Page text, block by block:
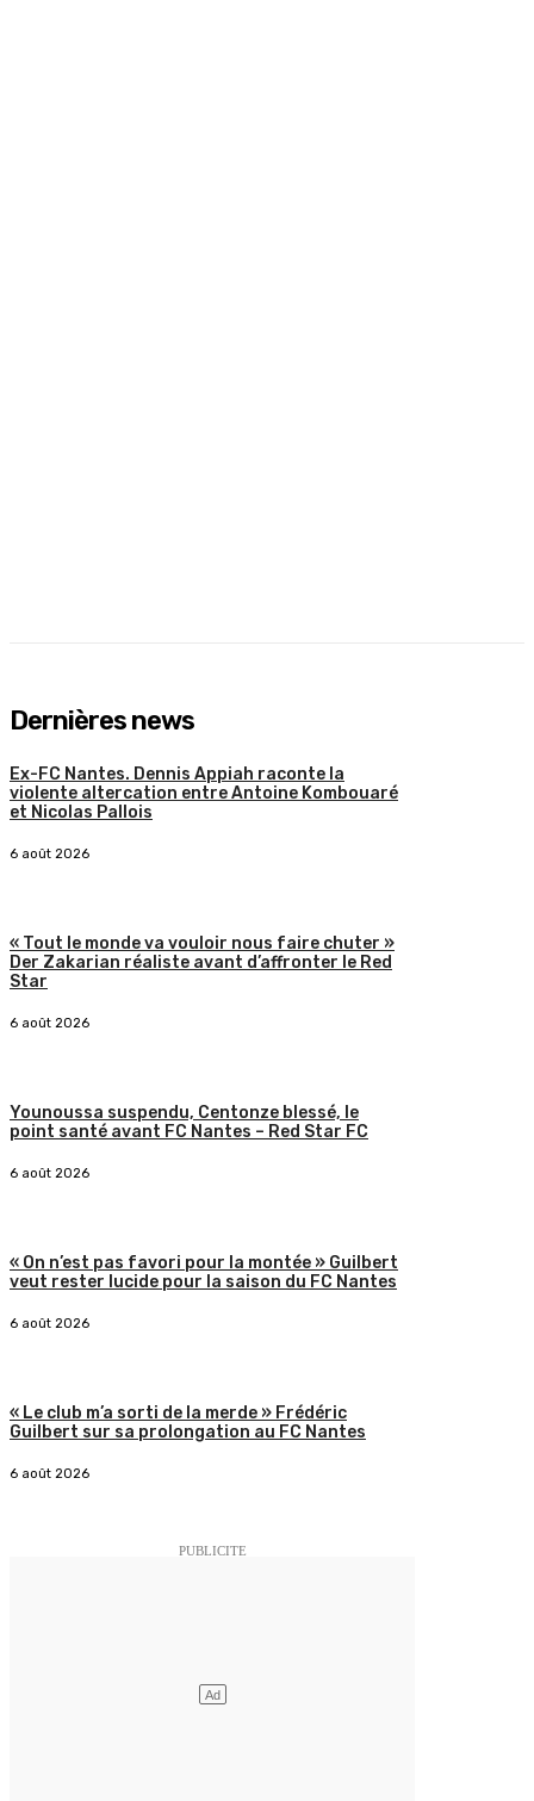
Dernières news
Ex-FC Nantes. Dennis Appiah raconte la
violente altercation entre Antoine Kombouaré
et Nicolas Pallois
6 août 2026
« Tout le monde va vouloir nous faire chuter »
Der Zakarian réaliste avant d’affronter le Red
Star
6 août 2026
Younoussa suspendu, Centonze blessé, le
point santé avant FC Nantes – Red Star FC
6 août 2026
« On n’est pas favori pour la montée » Guilbert
veut rester lucide pour la saison du FC Nantes
6 août 2026
« Le club m’a sorti de la merde » Frédéric
Guilbert sur sa prolongation au FC Nantes
6 août 2026